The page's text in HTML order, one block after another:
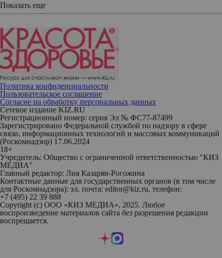
Показать еще
Политика конфиденциальности
Пользовательское соглашение
Согласие на обработку персональных данных
Сетевое издание KIZ.RU
Регистрационный номер: серия Эл № ФС77-87499
Зарегистрировано Федеральной службой по надзору в сфере
связи, информационных технологий и массовых коммуникаций
(Роскомнадзор) 17.06.2024
18+
Учредитель: Общество с ограниченной ответственностью "КИЗ
МЕДИА"
Главный редактор: Лия Казарян-Рогожина
Контактные данные для государственных органов (в том числе
для Роскомнадзора): эл. почта: editor@kiz.ru, телефон:
+7 (495) 22 39 888
Copyright (с) ООО «КИЗ МЕДИА», 2025. Любое
воспроизведение материалов сайта без разрешения редакции
воспрещается.